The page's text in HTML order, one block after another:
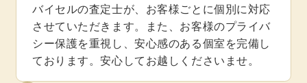
バイセルの査定士が、お客様ごとに個別に対応
させていただきます。また、お客様のプライバ
シー保護を重視し、安心感のある個室を完備し
ております。安心してお越しくださいませ。